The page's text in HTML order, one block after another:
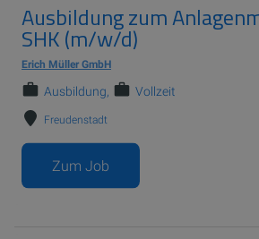
Ausbildung zum
SHK (m/w/d)
Erich Müller GmbH
Ausbildung Vollzeit
Freudenstadt
Zum Job